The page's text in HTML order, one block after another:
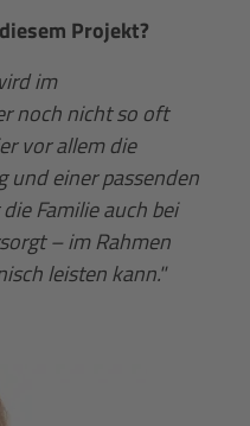
Projekt?
im
noch nicht so oft
vor allem die
und einer passenden
Familie auch bei
– im Rahmen
leisten kann."